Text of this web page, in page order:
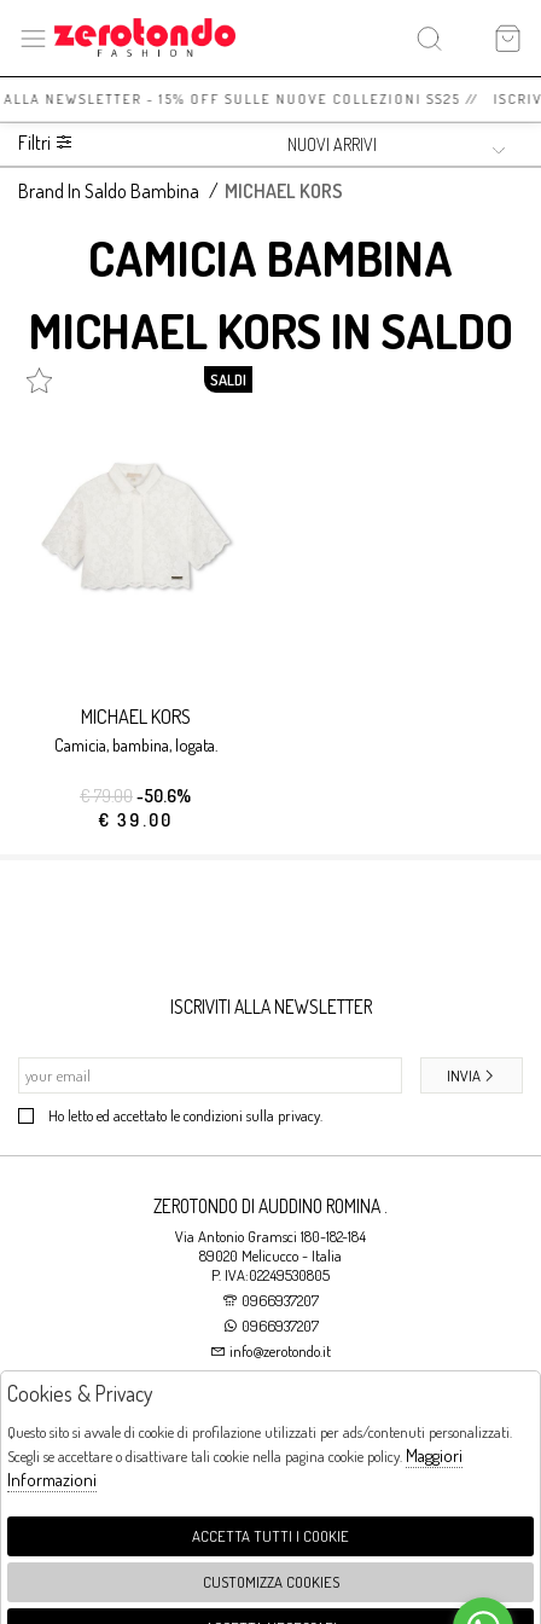
NEWSLETTER - 15% OFF SULLE NUOVE COLLEZIONI SS25 //
Filtri
Brand In Saldo Bambina / MICHAEL KORS
CAMICIA BAMBINA
MICHAEL KORS IN SALDO
SALDI
MICHAEL KORS
camicia, bambina, logata.
€ 79.00-50.6%
€ 39.00
ISCRIVITI ALLA NEWSLETTER
Ho letto ed accettato le condizioni sulla privacy.
INVIA
ZEROTONDO DI AUDDINO ROMINA .
Via Antonio Gramsci 180-182-184
89020 Melicucco - Italia
P. IVA:02249530805
0966937207
0966937207
info@zerotondo.it
Orari di apertura
LUNEDI: CHIUSO LA MATTINA - DALLE 16:00 ALLE 20:00 DAL MARTEDI AL
CHIUSO
Cookies & Privacy
Questo sito si avvale di cookie di profilazione utilizzati per ads/contenuti personalizzati.
Scegli se accettare o disattivare tali cookie nella pagina cookie policy. Maggiori
Informazioni
ACCETTA TUTTI I COOKIE
CUSTOMIZZA COOKIES